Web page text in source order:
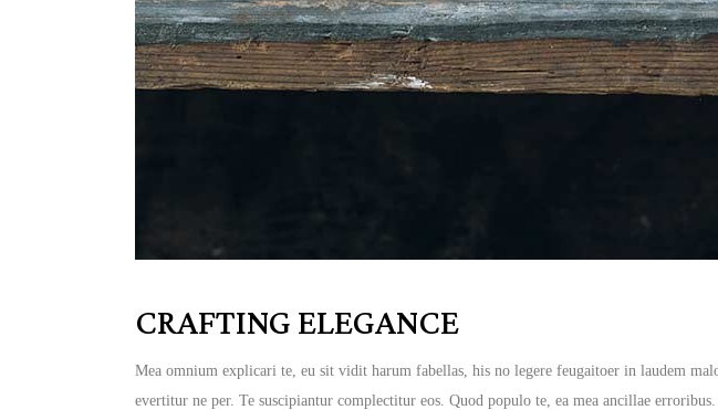
CRAFTING ELEGANCE
Mea omnium explicari te, eu sit vidit harum fabellas, his no legere feugaitoer in laudem
evertitur ne per. Te suscipiantur complectitur eos. Quod populo te, ea mea ancillae